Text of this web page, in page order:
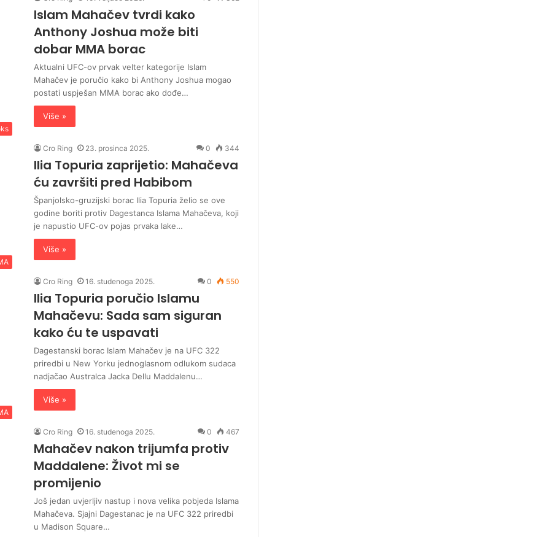
Islam Mahačev tvrdi kako
Anthony Joshua može biti
dobar MMA borac
Aktualni UFC-ov prvak velter kategorije Islam
Mahačev je poručio kako bi Anthony Joshua mogao
postati uspješan MMA borac ako dođe…
Više »
Cro Ring 23. prosinca 2025. 0 344
Ilia Topuria zaprijetio: Mahačeva
ću završiti pred Habibom
Španjolsko-gruzijski borac Ilia Topuria želio se ove
godine boriti protiv Dagestanca Islama Mahačeva, koji
je napustio UFC-ov pojas prvaka lake…
Više »
Cro Ring 16. studenoga 2025. 0 550
Ilia Topuria poručio Islamu
Mahačevu: Sada sam siguran
kako ću te uspavati
Dagestanski borac Islam Mahačev je na UFC 322
priredbi u New Yorku jednoglasnom odlukom sudaca
nadjačao Australca Jacka Dellu Maddalenu…
Više »
Cro Ring 16. studenoga 2025. 0 467
Mahačev nakon trijumfa protiv
Maddalene: Život mi se
promijenio
Još jedan uvjerljiv nastup i nova velika pobjeda Islama
Mahačeva. Sjajni Dagestanac je na UFC 322 priredbi
u Madison Square…